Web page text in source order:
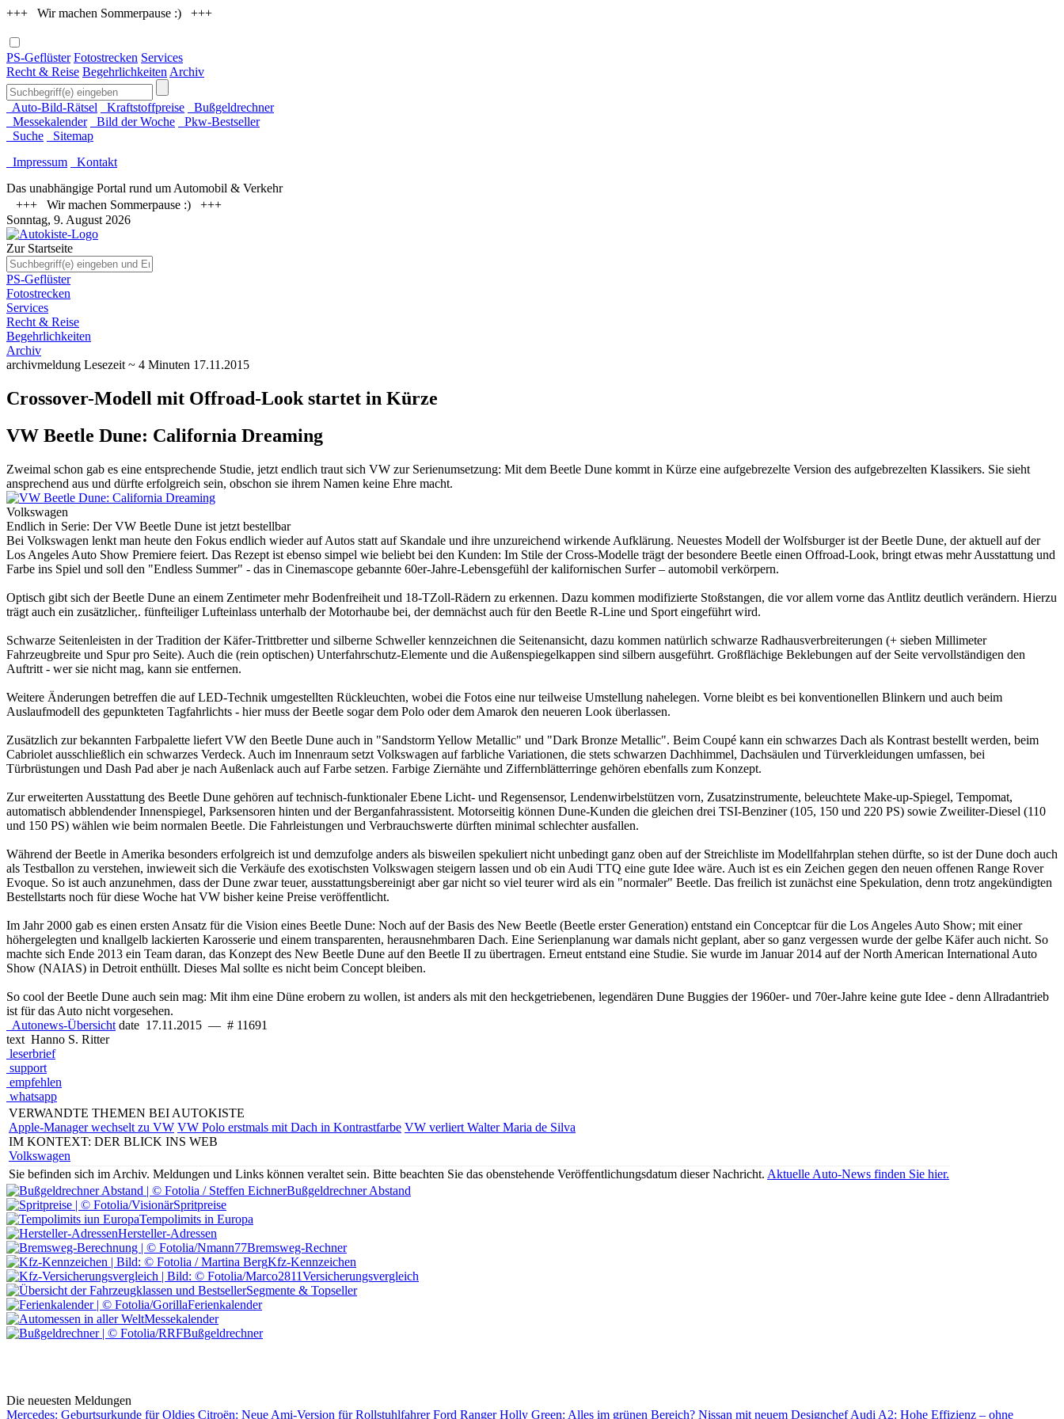
+++ Wir machen Sommerpause :) +++
PS-Geflüster Fotostrecken Services
Recht & Reise Begehrlichkeiten Archiv
Auto-Bild-Rätsel Kraftstoffpreise
Bußgeldrechner
Messekalender
Bild der Woche
Pkw-Bestseller
Suche
Sitemap
Impressum
Kontakt
Das unabhängige Portal rund um Automobil & Verkehr
+++ Wir machen Sommerpause :) +++
Sonntag, 9. August 2026
Zur Startseite
PS-Geflüster
Fotostrecken
Services
Recht & Reise
Begehrlichkeiten
Archiv
archivmeldung Lesezeit ~ 4 Minuten 17.11.2015
Crossover-Modell mit Offroad-Look startet in Kürze
VW Beetle Dune: California Dreaming
Zweimal schon gab es eine entsprechende Studie, jetzt endlich traut sich VW zur Serienumsetzung: Mit dem Beetle Dune kommt in Kürze eine aufgebrezelte Version des aufgebrezelten Klassikers. Sie sieht
ansprechend aus und dürfte erfolgreich sein, obschon sie ihrem Namen keine Ehre macht.
Volkswagen
Endlich in Serie: Der VW Beetle Dune ist jetzt bestellbar
Bei Volkswagen lenkt man heute den Fokus endlich wieder auf Autos statt auf Skandale und ihre unzureichend wirkende Aufklärung. Neuestes Modell der Wolfsburger ist der Beetle Dune, der aktuell auf der
Los Angeles Auto Show Premiere feiert. Das Rezept ist ebenso simpel wie beliebt bei den Kunden: Im Stile der Cross-Modelle trägt der besondere Beetle einen Offroad-Look, bringt etwas mehr Ausstattung und
Farbe ins Spiel und soll den "Endless Summer" - das in Cinemascope gebannte 60er-Jahre-Lebensgefühl der kalifornischen Surfer – automobil verkörpern.
Optisch gibt sich der Beetle Dune an einem Zentimeter mehr Bodenfreiheit und 18-TZoll-Rädern zu erkennen. Dazu kommen modifizierte Stoßstangen, die vor allem vorne das Antlitz deutlich verändern. Hierzu
trägt auch ein zusätzlicher,. fünfteiliger Lufteinlass unterhalb der Motorhaube bei, der demnächst auch für den Beetle R-Line und Sport eingeführt wird.
Schwarze Seitenleisten in der Tradition der Käfer-Trittbretter und silberne Schweller kennzeichnen die Seitenansicht, dazu kommen natürlich schwarze Radhausverbreiterungen (+ sieben Millimeter
Fahrzeugbreite und Spur pro Seite). Auch die (rein optischen) Unterfahrschutz-Elemente und die Außenspiegelkappen sind silbern ausgeführt. Großflächige Beklebungen auf der Seite vervollständigen den
Auftritt - wer sie nicht mag, kann sie entfernen.
Weitere Änderungen betreffen die auf LED-Technik umgestellten Rückleuchten, wobei die Fotos eine nur teilweise Umstellung nahelegen. Vorne bleibt es bei konventionellen Blinkern und auch beim
Auslaufmodell des gepunkteten Tagfahrlichts - hier muss der Beetle sogar dem Polo oder dem Amarok den neueren Look überlassen.
Zusätzlich zur bekannten Farbpalette liefert VW den Beetle Dune auch in "Sandstorm Yellow Metallic" und "Dark Bronze Metallic". Beim Coupé kann ein schwarzes Dach als Kontrast bestellt werden, beim
Cabriolet ausschließlich ein schwarzes Verdeck. Auch im Innenraum setzt Volkswagen auf farbliche Variationen, die stets schwarzen Dachhimmel, Dachsäulen und Türverkleidungen umfassen, bei
Türbrüstungen und Dash Pad aber je nach Außenlack auch auf Farbe setzen. Farbige Ziernähte und Ziffernblätterringe gehören ebenfalls zum Konzept.
Zur erweiterten Ausstattung des Beetle Dune gehören auf technisch-funktionaler Ebene Licht- und Regensensor, Lendenwirbelstützen vorn, Zusatzinstrumente, beleuchtete Make-up-Spiegel, Tempomat,
automatisch abblendender Innenspiegel, Parksensoren hinten und der Berganfahrassistent. Motorseitig können Dune-Kunden die gleichen drei TSI-Benziner (105, 150 und 220 PS) sowie Zweiliter-Diesel (110
und 150 PS) wählen wie beim normalen Beetle. Die Fahrleistungen und Verbrauchswerte dürften minimal schlechter ausfallen.
Während der Beetle in Amerika besonders erfolgreich ist und demzufolge anders als bisweilen spekuliert nicht unbedingt ganz oben auf der Streichliste im Modellfahrplan stehen dürfte, so ist der Dune doch auch
als Testballon zu verstehen, inwieweit sich die Verkäufe des exotischsten Volkswagen steigern lassen und ob ein Audi TTQ eine gute Idee wäre. Auch ist es ein Zeichen gegen den neuen offenen Range Rover
Evoque. So ist auch anzunehmen, dass der Dune zwar teuer, ausstattungsbereinigt aber gar nicht so viel teurer wird als ein "normaler" Beetle. Das freilich ist zunächst eine Spekulation, denn trotz angekündigten
Bestellstarts noch für diese Woche hat VW bisher keine Preise veröffentlicht.
Im Jahr 2000 gab es einen ersten Ansatz für die Vision eines Beetle Dune: Noch auf der Basis des New Beetle (Beetle erster Generation) entstand ein Conceptcar für die Los Angeles Auto Show; mit einer
höhergelegten und knallgelb lackierten Karosserie und einem transparenten, herausnehmbaren Dach. Eine Serienplanung war damals nicht geplant, aber so ganz vergessen wurde der gelbe Käfer auch nicht. So
machte sich Ende 2013 ein Team daran, das Konzept des New Beetle Dune auf den Beetle II zu übertragen. Erneut entstand eine Studie. Sie wurde im Januar 2014 auf der North American International Auto
Show (NAIAS) in Detroit enthüllt. Dieses Mal sollte es nicht beim Concept bleiben.
So cool der Beetle Dune auch sein mag: Mit ihm eine Düne erobern zu wollen, ist anders als mit den heckgetriebenen, legendären Dune Buggies der 1960er- und 70er-Jahre keine gute Idee - denn Allradantrieb
ist für das Auto nicht vorgesehen.
Autonews-Übersicht date 17.11.2015 — # 11691
text Hanno S. Ritter
leserbrief
support
empfehlen
whatsapp
VERWANDTE THEMEN BEI AUTOKISTE
Apple-Manager wechselt zu VW VW Polo erstmals mit Dach in Kontrastfarbe VW verliert Walter Maria de Silva
IM KONTEXT: DER BLICK INS WEB
Volkswagen
Sie befinden sich im Archiv. Meldungen und Links können veraltet sein. Bitte beachten Sie das obenstehende Veröffentlichungsdatum dieser Nachricht. Aktuelle Auto-News finden Sie hier.
Bußgeldrechner Abstand
Spritpreise
Tempolimits in Europa
Hersteller-Adressen
Bremsweg-Rechner
Kfz-Kennzeichen
Versicherungsvergleich
Segmente & Topseller
Ferienkalender
Messekalender
Bußgeldrechner
Die neuesten Meldungen
Mercedes: Geburtsurkunde für Oldies Citroën: Neue Ami-Version für Rollstuhlfahrer Ford Ranger Holly Green: Alles im grünen Bereich? Nissan mit neuem Designchef Audi A2: Hohe Effizienz – ohne